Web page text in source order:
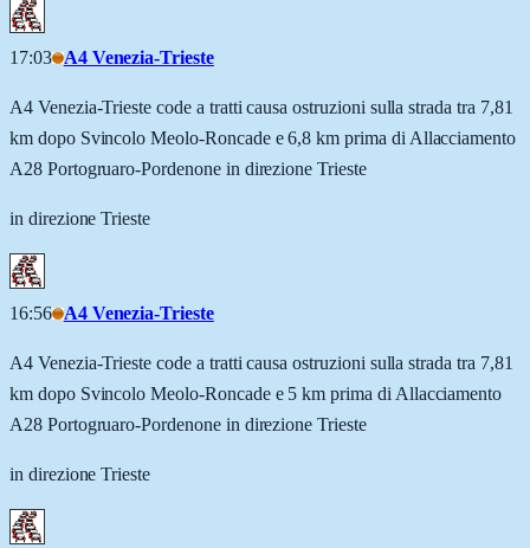
17:03 A4 Venezia-Trieste
A4 Venezia-Trieste code a tratti causa ostruzioni sulla strada tra 7,81
km dopo Svincolo Meolo-Roncade e 6,8 km prima di Allacciamento
A28 Portogruaro-Pordenone in direzione Trieste
in direzione Trieste
16:56 A4 Venezia-Trieste
A4 Venezia-Trieste code a tratti causa ostruzioni sulla strada tra 7,81
km dopo Svincolo Meolo-Roncade e 5 km prima di Allacciamento
A28 Portogruaro-Pordenone in direzione Trieste
in direzione Trieste